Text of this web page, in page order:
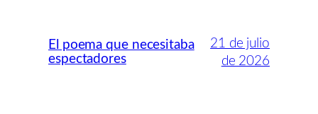
El poema que necesitaba
espectadores
21 de julio
de 2026